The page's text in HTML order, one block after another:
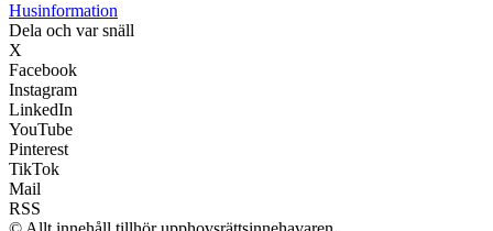
Husinformation
Dela och var snäll
X
Facebook
Instagram
LinkedIn
YouTube
Pinterest
TikTok
Mail
RSS